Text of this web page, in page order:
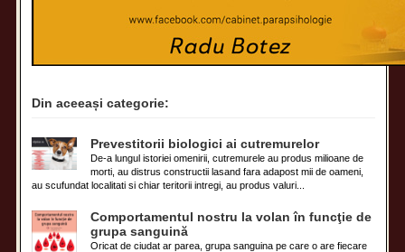
Din aceeași categorie:
Prevestitorii biologici ai cutremurelor
De-a lungul istoriei omenirii, cutremurele au produs milioane de
morti, au distrus constructii lasand fara adapost mii de oameni,
au scufundat localitati si chiar teritorii intregi, au produs valuri...
Comportamentul nostru la volan în funcţie de
grupa sanguină
Oricat de ciudat ar parea, grupa sanguina pe care o are fiecare